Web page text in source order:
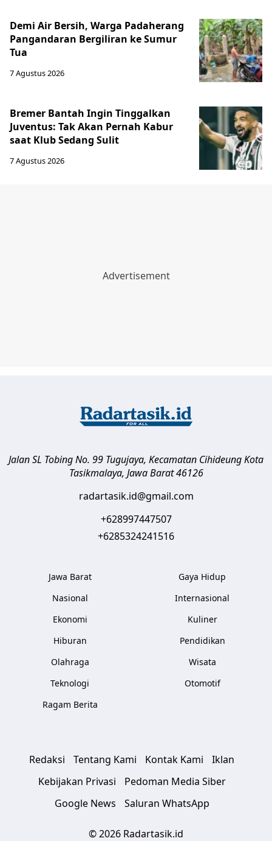
Demi Air Bersih, Warga Padaherang
Pangandaran Bergiliran ke Sumur
Tua
7 Agustus 2026
Bremer Bantah Ingin Tinggalkan
Juventus: Tak Akan Pernah Kabur
saat Klub Sedang Sulit
7 Agustus 2026
Jalan SL Tobing No. 99 Tugujaya, Kecamatan CihideungKota
Tasikmalaya, Jawa Barat 46126
radartasik.id@gmail.com
+628997447507
+6285324241516
Jawa Barat
Nasional
Ekonomi
Hiburan
Olahraga
Teknologi
Ragam Berita
Gaya Hidup
Internasional
Kuliner
Pendidikan
Wisata
Otomotif
Redaksi Tentang Kami Kontak Kami
Iklan
Kebijakan Privasi
Pedoman Media Siber
Google News
Saluran WhatsApp
© 2026 Radartasik.id